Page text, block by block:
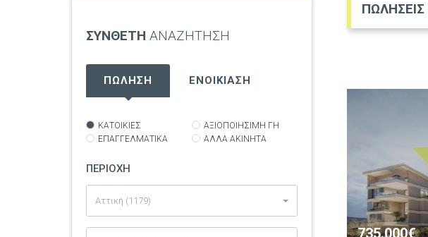
ΣΥΝΘΕΤΗ ΑΝΑΖΗΤΗΣΗ
ΠΩΛΗΣΗ ΕΝΟΙΚΙΑΣΗ
ΚΑΤΟΙΚΙΕΣ
ΕΠΑΓΓΕΛΜΑΤΙΚΑ
ΑΞΙΟΠΟΙΗΣΙΜΗ ΓΗ
ΑΛΛΑ ΑΚΙΝΗΤΑ
ΠΕΡΙΟΧΗ
Αττική (1179)
ΠΩΛΗΣΕΙΣ
735.000€